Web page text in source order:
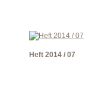
Heft 2014 / 07